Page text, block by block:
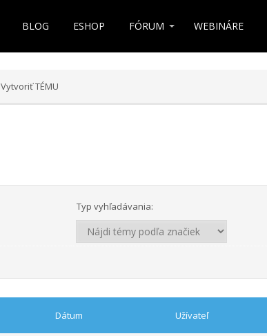
BLOG ESHOP FÓRUM WEBINÁRE
Vytvoriť TÉMU
Typ vyhľadávania:
Dátum Užívateľ